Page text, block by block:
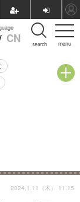
menu
CN search
2024.1.11（木） 11:15